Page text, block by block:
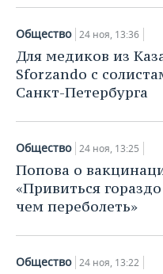
Общество 24 ноя, 13:36
Для медиков из
Sforzando с
Санкт-Петербурга
Общество 24 ноя, 13:25
Попова о
«Привиться
чем переболеть»
Общество 24 ноя, 13:22